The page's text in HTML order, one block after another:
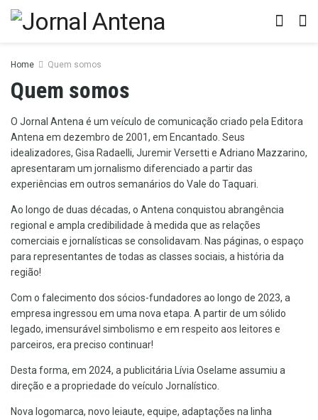
Home Quem somos
Quem somos
O Jornal Antena é um veículo de comunicação criado pela Editora
Antena em dezembro de 2001, em Encantado. Seus
idealizadores, Gisa Radaelli, Juremir Versetti e Adriano Mazzarino,
apresentaram um jornalismo diferenciado a partir das
experiências em outros semanários do Vale do Taquari.
Ao longo de duas décadas, o Antena conquistou abrangência
regional e ampla credibilidade à medida que as relações
comerciais e jornalísticas se consolidavam. Nas páginas, o espaço
para representantes de todas as classes sociais, a história da
região!
Com o falecimento dos sócios-fundadores ao longo de 2023, a
empresa ingressou em uma nova etapa. A partir de um sólido
legado, imensurável simbolismo e em respeito aos leitores e
parceiros, era preciso continuar!
Desta forma, em 2024, a publicitária Lívia Oselame assumiu a
direção e a propriedade do veículo Jornalístico.
Nova logomarca, novo leiaute, equipe, adaptações na linha